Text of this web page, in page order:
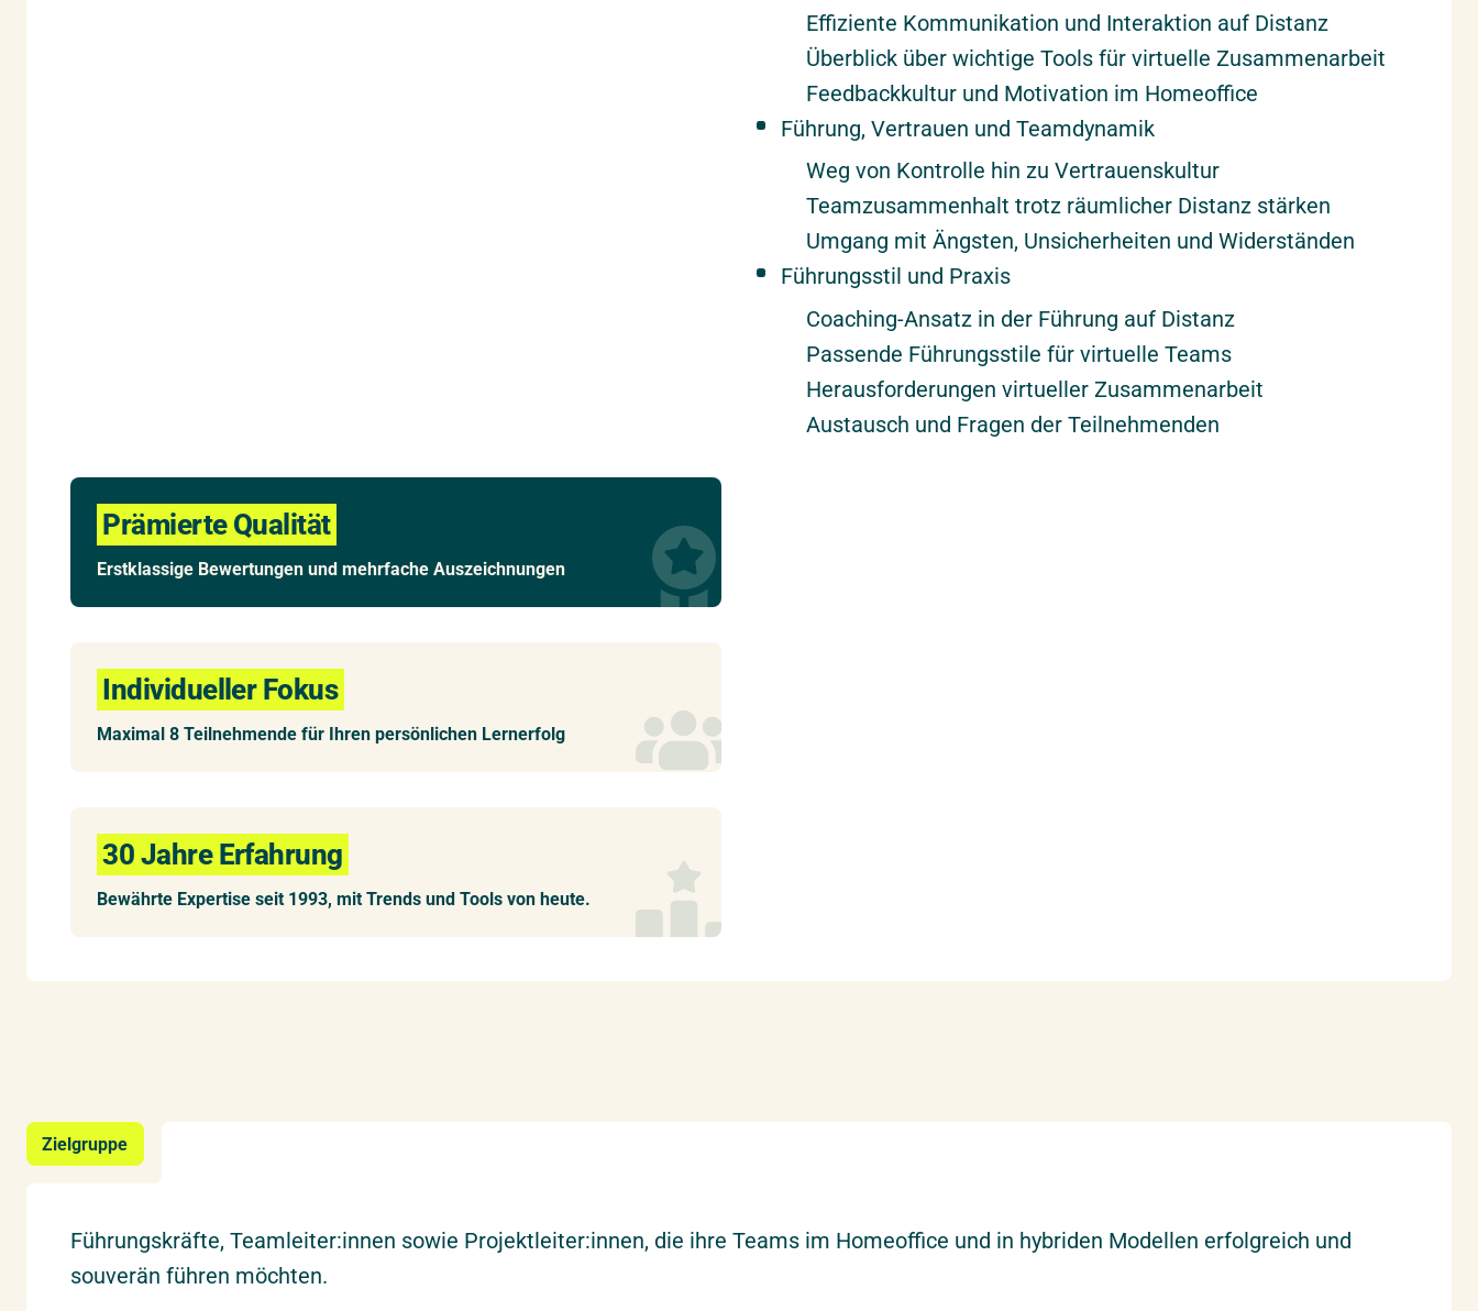
Effiziente Kommunikation und Interaktion auf Distanz
Überblick über wichtige Tools für virtuelle Zusammenarbeit
Feedbackkultur und Motivation im Homeoffice
Führung, Vertrauen und Teamdynamik
Weg von Kontrolle hin zu Vertrauenskultur
Teamzusammenhalt trotz räumlicher Distanz stärken
Umgang mit Ängsten, Unsicherheiten und Widerständen
Führungsstil und Praxis
Coaching-Ansatz in der Führung auf Distanz
Passende Führungsstile für virtuelle Teams
Herausforderungen virtueller Zusammenarbeit
Austausch und Fragen der Teilnehmenden
Prämierte Qualität
Erstklassige Bewertungen und mehrfache Auszeichnungen
Individueller Fokus
Maximal 8 Teilnehmende für Ihren persönlichen Lernerfolg
30 Jahre Erfahrung
Bewährte Expertise seit 1993, mit Trends und Tools von heute.
Zielgruppe
Führungskräfte, Teamleiter:innen sowie Projektleiter:innen, die ihre Teams im Homeoffice und in hybriden Modellen erfolgreich und
souverän führen möchten.